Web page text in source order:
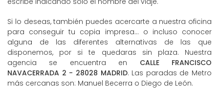
Si lo deseas, también puedes acercarte a nuestra oficina
para conseguir tu copia impresa... o incluso conocer
alguna de las diferentes alternativas de las que
disponemos, por si te quedaras sin plaza. Nuestra
agencia se encuentra en CALLE FRANCISCO
NAVACERRADA 2 - 28028 MADRID. Las paradas de Metro
más cercanas son: Manuel Becerra o Diego de León.